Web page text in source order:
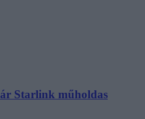
Starlink műholdas